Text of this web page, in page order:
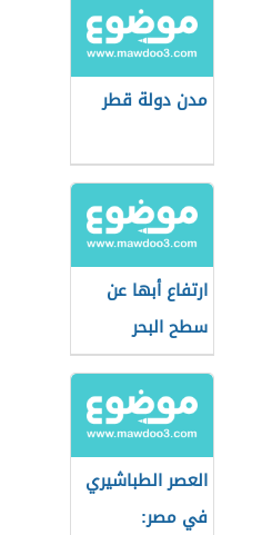
مدن دولة قطر
ارتفاع أبها عن
سطح البحر
العصر الطباشيري
في مصر: